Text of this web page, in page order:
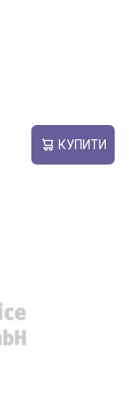
КУПИТИ